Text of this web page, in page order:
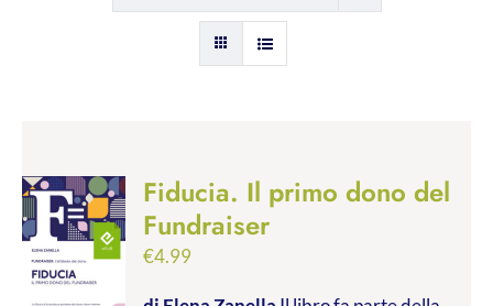
Fiducia. Il primo dono del
Fundraiser
€4.99